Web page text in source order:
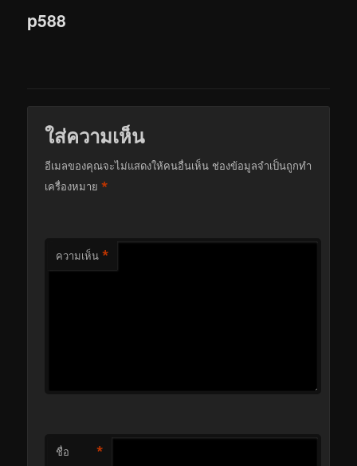
p588
ใส่ความเห็น
อีเมลของคุณจะไม่แสดงให้คนอื่นเห็น ช่องข้อมูลจำเป็นถูกทำ
เครื่องหมาย*
ความเห็น *
ชื่อ *